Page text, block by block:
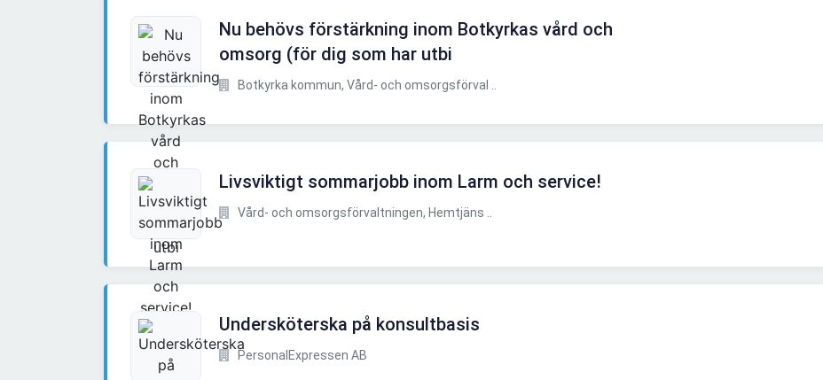
Nu behövs förstärkning inom Botkyrkas vård och
omsorg (för dig som har utbi
Botkyrka kommun, Vård- och omsorgsförval ..
Livsviktigt sommarjobb inom Larm och service!
Vård- och omsorgsförvaltningen, Hemtjäns ..
Undersköterska på konsultbasis
PersonalExpressen AB